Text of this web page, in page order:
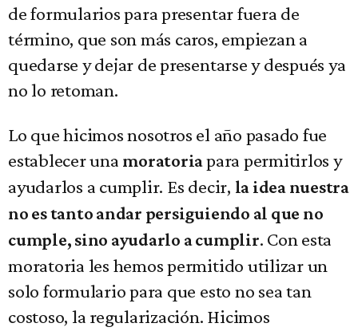
de formularios para presentar fuera de
término, que son más caros, empiezan a
quedarse y dejar de presentarse y después ya
no lo retoman.
Lo que hicimos nosotros el año pasado fue
establecer una moratoriapara permitirlos y
ayudarlos a cumplir. Es decir, la idea nuestra
no es tanto andar persiguiendo al que no
cumple, sino ayudarlo a cumplir. Con esta
moratoria les hemos permitido utilizar un
solo formulario para que esto no sea tan
costoso, la regularización. Hicimos